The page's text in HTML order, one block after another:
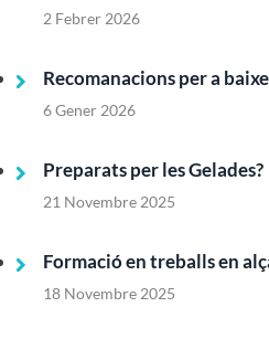
2 Febrer 2026
Recomanacions per a
6 Gener 2026
Preparats per les Gelades?
21 Novembre 2025
Formació en treballs en
18 Novembre 2025